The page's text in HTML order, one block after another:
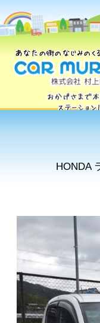
HONDA